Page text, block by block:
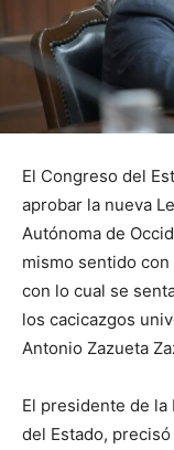
El Congreso del
aprobar la nueva
Autónoma de
mismo sentido
con lo cual se
los cacicazgos
Antonio Zazueta
El presidente de
del Estado,